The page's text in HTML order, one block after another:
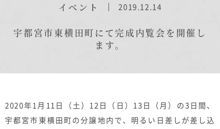
商品紹介
むぎくらについて
イベント 2019.12.14
宇都宮市東横田町にて完成内覧会を開催し
ます。
2020年1月11日（土）12日（日）13日（月）の3日間、
宇都宮市東横田町の分譲地内で、明るい日差しが差し込